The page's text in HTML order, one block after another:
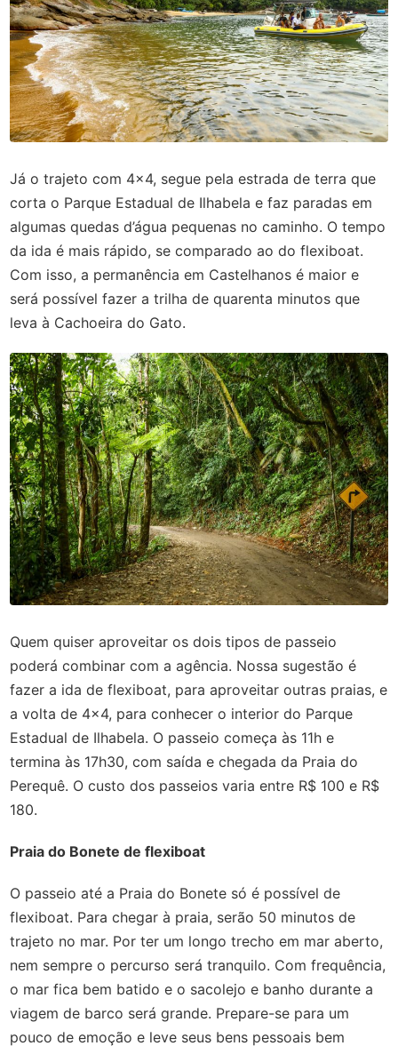
Já o trajeto com 4x4, segue pela estrada de terra que
corta o Parque Estadual de Ilhabela e faz paradas em
algumas quedas d’água pequenas no caminho. O tempo
da ida é mais rápido, se comparado ao do flexiboat.
Com isso, a permanência em Castelhanos é maior e
será possível fazer a trilha de quarenta minutos que
leva à Cachoeira do Gato.
Quem quiser aproveitar os dois tipos de passeio
poderá combinar com a agência. Nossa sugestão é
fazer a ida de flexiboat, para aproveitar outras praias, e
a volta de 4x4, para conhecer o interior do Parque
Estadual de Ilhabela. O passeio começa às 11h e
termina às 17h30, com saída e chegada da Praia do
Perequê. O custo dos passeios varia entre R$ 100 e R$
180.
Praia do Bonete de flexiboat
O passeio até a Praia do Bonete só é possível de
flexiboat. Para chegar à praia, serão 50 minutos de
trajeto no mar. Por ter um longo trecho em mar aberto,
nem sempre o percurso será tranquilo. Com frequência,
o mar fica bem batido e o sacolejo e banho durante a
viagem de barco será grande. Prepare-se para um
pouco de emoção e leve seus bens pessoais bem